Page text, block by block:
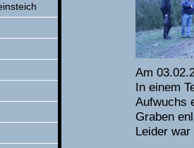
Am
In einem
Aufwuchs
Graben
Leider